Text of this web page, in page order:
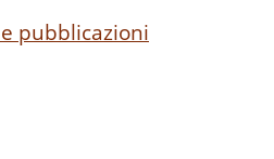
pubblicazioni